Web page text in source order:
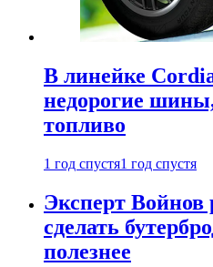
В линейке
недорогие
топливо
1 год спустя1 год спустя
Эксперт Войнов
сделать
полезнее